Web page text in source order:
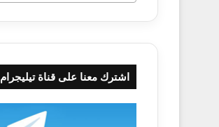
اشترك معنا على قناة تيليجرام